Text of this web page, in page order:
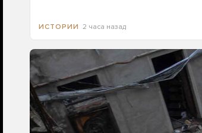
ИСТОРИИ 2 часа назад